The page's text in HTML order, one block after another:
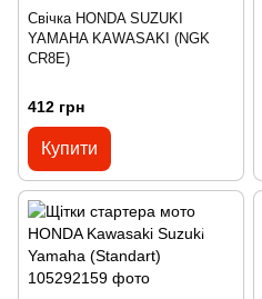
Свічка HONDA SUZUKI
YAMAHA KAWASAKI (NGK
CR8E)
412 грн
Купити